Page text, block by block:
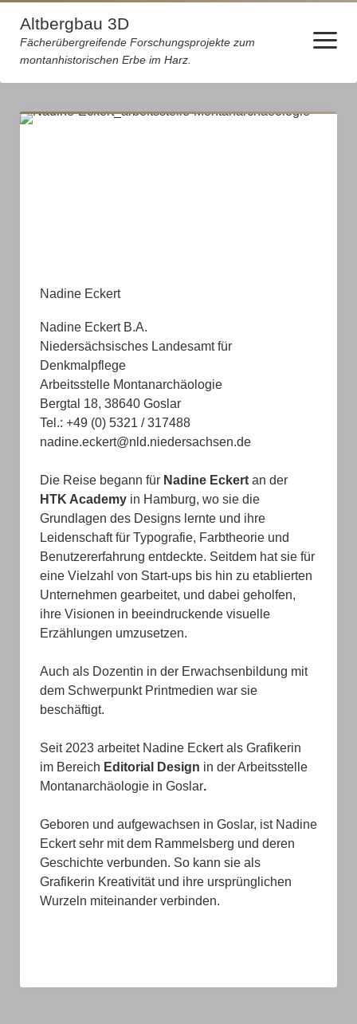
Altbergbau 3D
Fächerübergreifende Forschungsprojekte zum
montanhistorischen Erbe im Harz.
Menü
öffnen
Startseite
Wirtschaftsgeschichte
Altbergbau 3D
Das Projekt „Altbergbau 3D“
Archäologie
Digitalisierung
Historische Dokumente
Hintergrund
Bergbaumodelle
Geographie und Geologie
Grubengebäude des Rammelsberges
Literatur
Künstliche Intelligenz und Montanarchäologie
Oberharzer Wasserwirtschaft
Des Bergmanns Kittel
Ronja Mücke
Nadine Eckert
Nadine Eckert B.A.
Niedersächsisches Landesamt für
Denkmalpflege
Arbeitsstelle Montanarchäologie
Bergtal 18, 38640 Goslar
Tel.: +49 (0) 5321 / 317488
nadine.eckert@nld.niedersachsen.de
Die Reise begann für Nadine Eckertan der
HTK Academyin Hamburg, wo sie die
Grundlagen des Designs lernte und ihre
Leidenschaft für Typografie, Farbtheorie und
Benutzererfahrung entdeckte. Seitdem hat sie für
eine Vielzahl von Start-ups bis hin zu etablierten
Unternehmen gearbeitet, und dabei geholfen,
ihre Visionen in beeindruckende visuelle
Erzählungen umzusetzen.
Auch als Dozentin in der Erwachsenbildung mit
dem Schwerpunkt Printmedien war sie
beschäftigt.
Seit 2023 arbeitet Nadine Eckert als Grafikerin
im Bereich Editorial Design in der Arbeitsstelle
Montanarchäologie in Goslar.
Geboren und aufgewachsen in Goslar, ist Nadine
Eckert sehr mit dem Rammelsberg und deren
Geschichte verbunden. So kann sie als
Grafikerin Kreativität und ihre ursprünglichen
Wurzeln miteinander verbinden.